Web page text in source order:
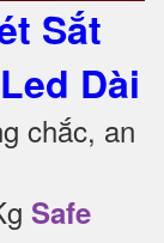
Sắt
Dài
chắc, an
Safe